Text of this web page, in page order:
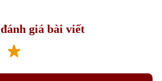
giá bài viết